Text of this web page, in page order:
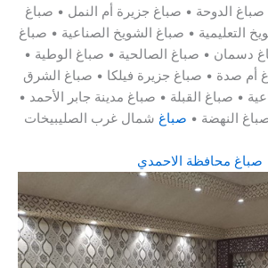
الدوحة • صباغ جزيرة أم النمل • صباغ
التعليمية • صباغ الشويخ الصناعية • صباغ
دسمان • صباغ الصالحية • صباغ الوطية •
أم صدة • صباغ جزيرة فيلكا • صباغ الشرق
• صباغ القبلة • صباغ مدينة جابر الأحمد •
النهضة • صباغ
صباغ محافظة الاحمدي